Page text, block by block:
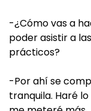
-¿Cómo vas a
poder asistir a
prácticos?
-Por ahí se
tranquila. Haré